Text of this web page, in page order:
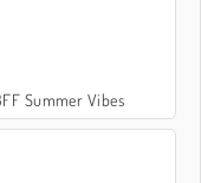
Summer Vibes